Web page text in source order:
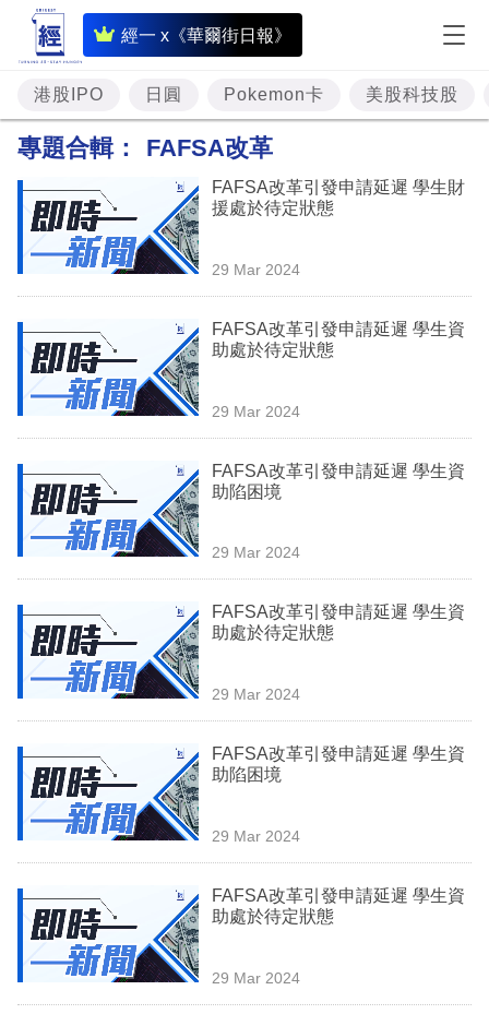
經一 x《華爾街日報》
即
時
財
經
投
資
理
業
科
技
場
生
時
事
訂
閱
港股IPO 日圓 Pokemon卡 美股科技股
專題合輯： FAFSA改革
FAFSA改革引發申請延遲 學生財
援處於待定狀態
29 Mar 2024
FAFSA改革引發申請延遲 學生資
助處於待定狀態
29 Mar 2024
FAFSA改革引發申請延遲 學生資
助陷困境
29 Mar 2024
FAFSA改革引發申請延遲 學生資
助處於待定狀態
29 Mar 2024
FAFSA改革引發申請延遲 學生資
助陷困境
29 Mar 2024
FAFSA改革引發申請延遲 學生資
助處於待定狀態
29 Mar 2024